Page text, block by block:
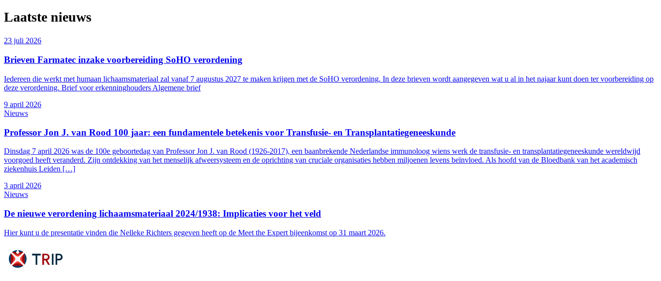
Laatste nieuws
23 juli 2026
Brieven Farmatec inzake voorbereiding SoHO verordening
Iedereen die werkt met humaan lichaamsmateriaal zal vanaf 7 augustus 2027 te maken krijgen met de SoHO verordening. In deze brieven wordt aangegeven wat u al in het najaar kunt doen ter voorbereiding op
deze verordening. Brief voor erkenninghouders Algemene brief
9 april 2026
Nieuws
Professor Jon J. van Rood 100 jaar: een fundamentele betekenis voor Transfusie- en Transplantatiegeneeskunde
Dinsdag 7 april 2026 was de 100e geboortedag van Professor Jon J. van Rood (1926-2017), een baanbrekende Nederlandse immunoloog wiens werk de transfusie- en transplantatiegeneeskunde wereldwijd
voorgoed heeft veranderd. Zijn ontdekking van het menselijk afweersysteem en de oprichting van cruciale organisaties hebben miljoenen levens beïnvloed. Als hoofd van de Bloedbank van het academisch
ziekenhuis Leiden […]
3 april 2026
Nieuws
De nieuwe verordening lichaamsmateriaal 2024/1938: Implicaties voor het veld
Hier kunt u de presentatie vinden die Nelleke Richters gegeven heeft op de Meet the Expert bijeenkomst op 31 maart 2026.